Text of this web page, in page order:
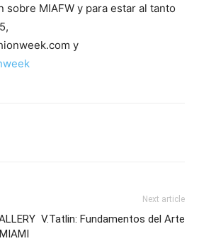
sobre MIAFW y para estar al tanto
y
Next article
V.Tatlin: Fundamentos del Arte